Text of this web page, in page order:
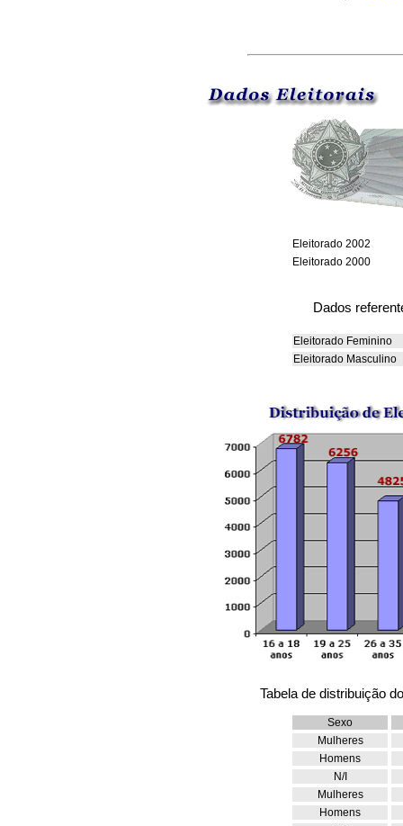
Eleitorado 2002
Eleitorado 2000
Dados
Eleitorado Feminino
Eleitorado Masculino
Tabela de distribuição
Sexo
Mulheres
Homens
N/I
Mulheres
Homens